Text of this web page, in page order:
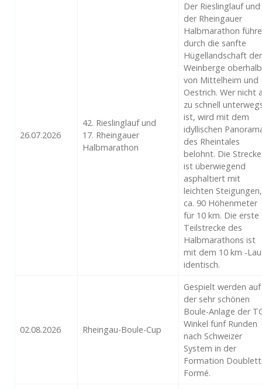
26.07.2026
42. Rieslinglauf und
17. Rheingauer
Halbmarathon
Der Rieslinglauf und
der Rheingauer
Halbmarathon
durch die sanfte
Hügellandschaft der
Weinberge oberhalb
von Mittelheim und
Oestrich. Wer nicht
zu schnell
ist, wird mit dem
idyllischen
des Rheintales
belohnt. Die Strecke
ist überwiegend
asphaltiert mit
leichten Steigungen,
ca. 90 Höhenmeter
für 10 km. Die erste
Teilstrecke des
Halbmarathons ist
mit dem 10 km -
identisch.
02.08.2026 Rheingau-Boule-Cup
Gespielt werden auf
der sehr schönen
Boule-Anlage der
Winkel fünf Runden
nach Schweizer
System in der
Formation
Formé.